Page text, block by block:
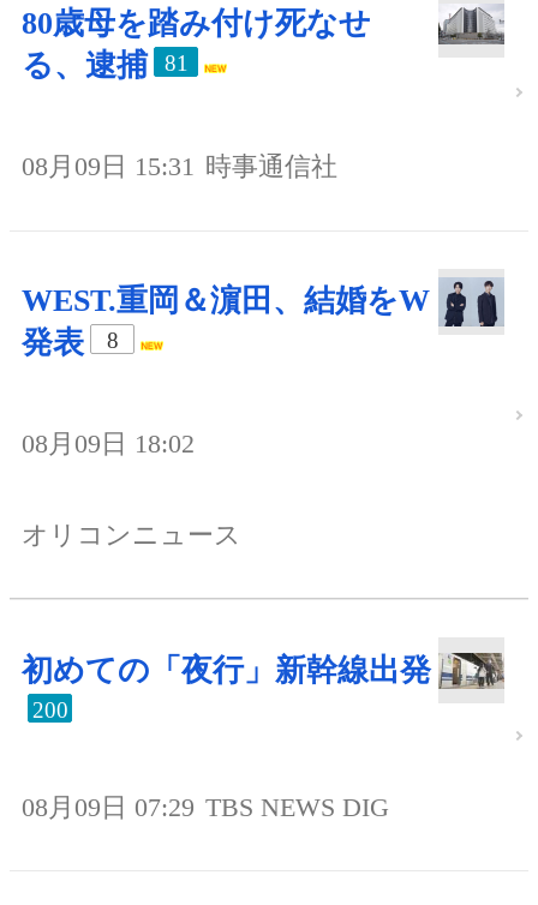
80歳母を踏み付け死なせ
る、逮捕
81
08月09日 15:31 時事通信社
WEST.重岡＆濵田、結婚をW
発表
8
08月09日 18:02
オリコンニュース
初めての「夜行」新幹線出発
200
08月09日 07:29 TBS NEWS DIG